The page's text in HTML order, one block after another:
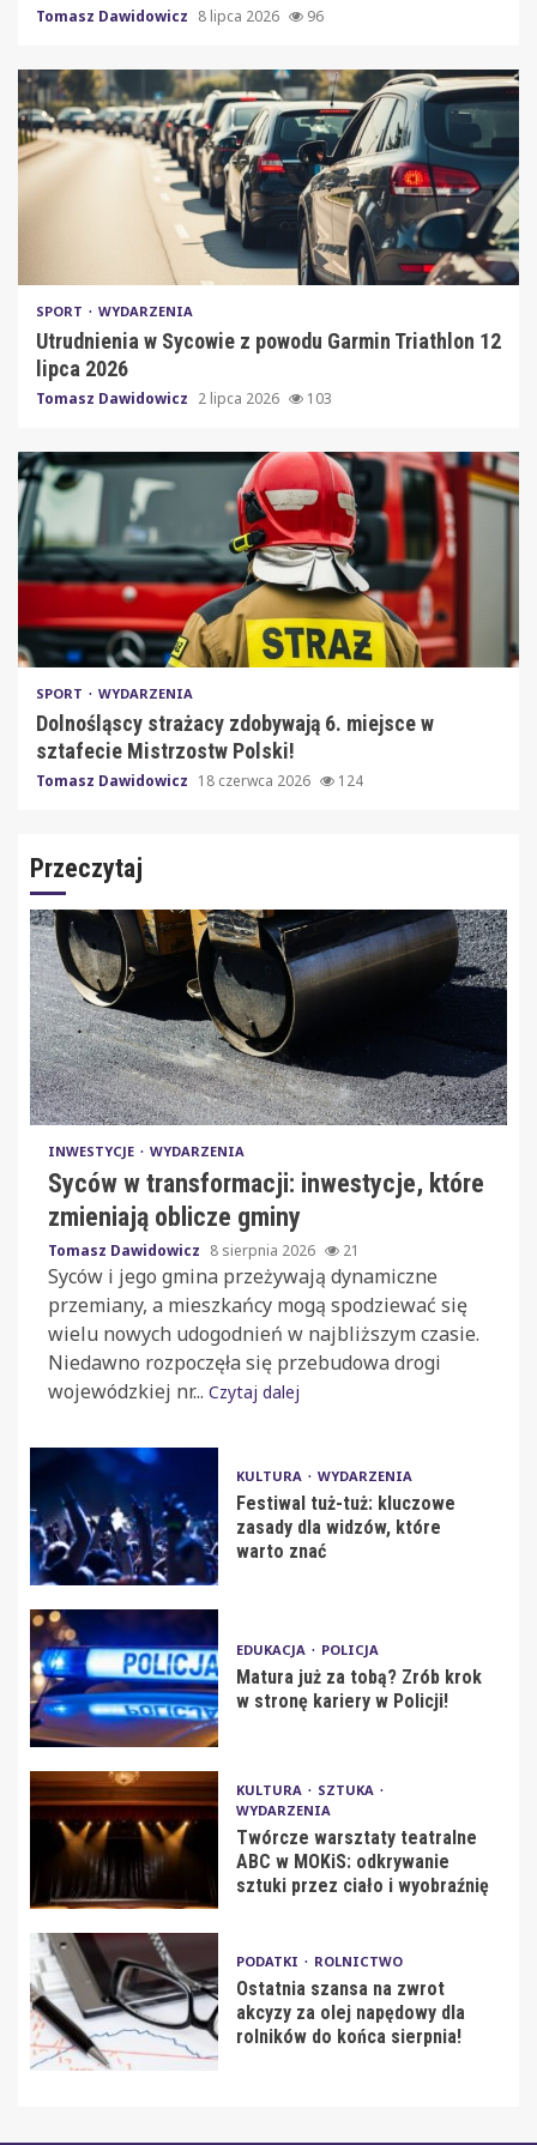
Tomasz Dawidowicz 8 lipca 2026 96
SPORT WYDARZENIA
Utrudnienia w Sycowie z powodu Garmin Triathlon 12
lipca 2026
Tomasz Dawidowicz 2 lipca 2026 103
SPORT WYDARZENIA
Dolnośląscy strażacy zdobywają 6. miejsce w
sztafecie Mistrzostw Polski!
Tomasz Dawidowicz 18 czerwca 2026 124
Przeczytaj
INWESTYCJE WYDARZENIA
Syców w transformacji: inwestycje, które
zmieniają oblicze gminy
Tomasz Dawidowicz 8 sierpnia 2026 21
Syców i jego gmina przeżywają dynamiczne
przemiany, a mieszkańcy mogą spodziewać się
wielu nowych udogodnień w najbliższym czasie.
Niedawno rozpoczęła się przebudowa drogi
wojewódzkiej nr... Czytaj dalej
KULTURA WYDARZENIA
Festiwal tuż-tuż: kluczowe
zasady dla widzów, które
warto znać
EDUKACJA POLICJA
Matura już za tobą? Zrób krok
w stronę kariery w Policji!
KULTURA
SZTUKA
WYDARZENIA
Twórcze warsztaty teatralne
ABC w MOKiS: odkrywanie
sztuki przez ciało i wyobraźnię
PODATKI ROLNICTWO
Ostatnia szansa na zwrot
akcyzy za olej napędowy dla
rolników do końca sierpnia!